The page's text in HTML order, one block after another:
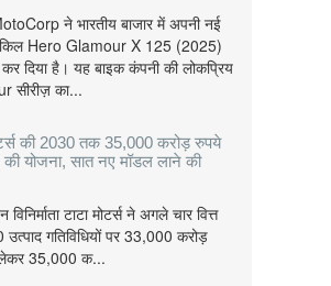
ने भारतीय बाजार में अपनी नई
Hero Glamour X 125 (2025)
दिया है। यह बाइक कंपनी की लोकप्रिय
सीरीज़ का...
की 2030 तक 35,000 करोड़ रुपये
योजना, सात नए मॉडल लाने की
विनिर्माता टाटा मोटर्स ने अगले चार वित्त
उत्पाद गतिविधियों पर 33,000 करोड़
35,000 क...